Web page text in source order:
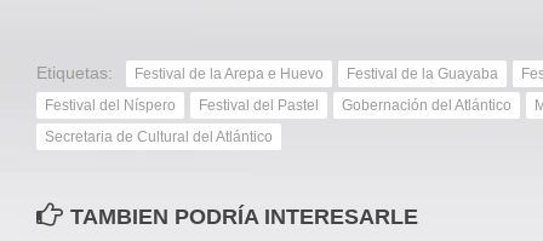
Etiquetas: Festival de la Arepa e Huevo Festival de la Guayaba
Festival del Níspero
Festival del Pastel Gobernación del Atlántico
Secretaria de Cultural del Atlántico
TAMBIEN PODRÍA INTERESARLE